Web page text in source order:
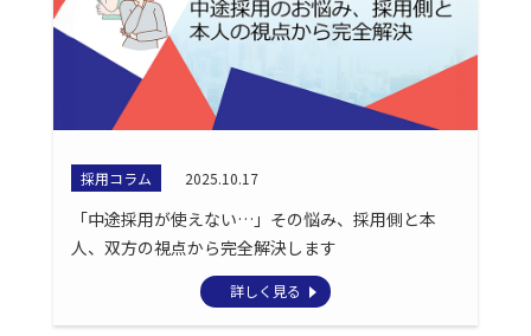
採用コラム 2025.10.17
「中途採用が使えない…」その悩み、採用側と本
人、双方の視点から完全解決します
詳しく見る